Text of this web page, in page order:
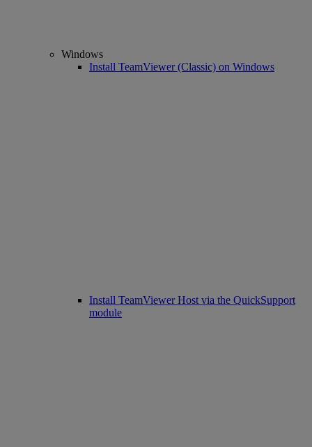
Windows
Install TeamViewer (Classic) on Windows
Install TeamViewer Host via the QuickSupport
module